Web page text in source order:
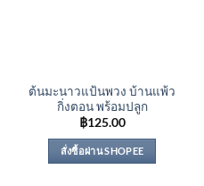
ต้นมะนาวแป้นพวง บ้านแพ้ว
กิ่งตอน พร้อมปลูก
฿125.00
สั่งซื้อผ่าน SHOPEE